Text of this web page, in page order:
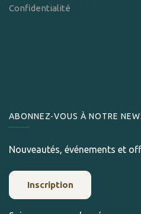
Confidentialité
ABONNEZ-VOUS À NOTRE
Nouveautés, événements et
Inscription